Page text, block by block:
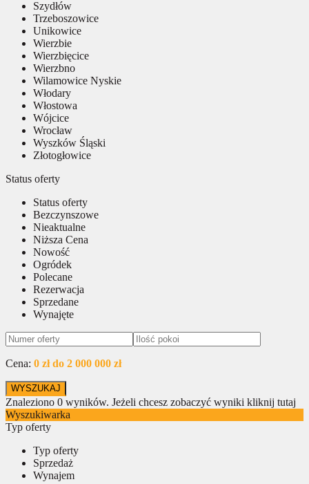
Szydłów
Trzeboszowice
Unikowice
Wierzbie
Wierzbięcice
Wierzbno
Wilamowice Nyskie
Włodary
Włostowa
Wójcice
Wrocław
Wyszków Śląski
Złotogłowice
Status oferty
Status oferty
Bezczynszowe
Nieaktualne
Niższa Cena
Nowość
Ogródek
Polecane
Rezerwacja
Sprzedane
Wynajęte
Cena: 0 zł do 2 000 000 zł
Znaleziono 0 wyników. Jeżeli chcesz zobaczyć wyniki kliknij tutaj
Wyszukiwarka
Typ oferty
Typ oferty
Sprzedaż
Wynajem